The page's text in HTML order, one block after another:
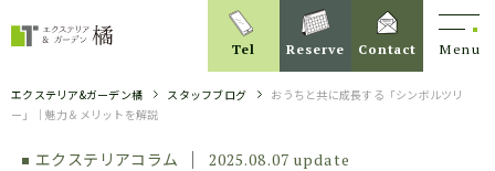
Menu
Tel Reserve Contact
エクステリア&ガーデン橘 スタッフブログ
おうちと共に成長する「シンボルツリ
ー」｜魅力＆メリットを解説
エクステリアコラム 2025.08.07 update